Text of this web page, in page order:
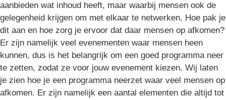
aanbieden wat inhoud heeft, maar waarbij mensen ook de
gelegenheid krijgen om met elkaar te netwerken. Hoe pak je
dit aan en hoe zorg je ervoor dat daar mensen op afkomen?
Er zijn namelijk veel evenementen waar mensen heen
kunnen, dus is het belangrijk om een goed programma neer
te zetten, zodat ze voor jouw evenement kiezen. Wij laten
je zien hoe je een programma neerzet waar veel mensen op
afkomen. Er zijn namelijk een aantal elementen die altijd tot